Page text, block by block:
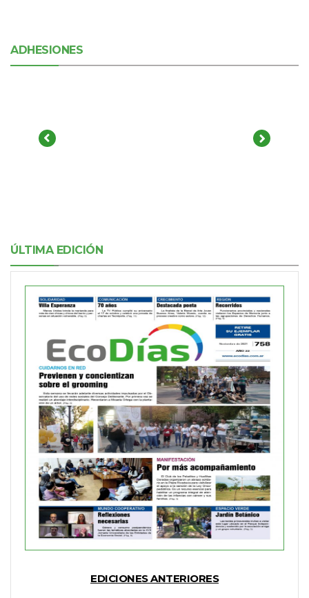
ADHESIONES
ÚLTIMA EDICIÓN
EDICIONES ANTERIORES